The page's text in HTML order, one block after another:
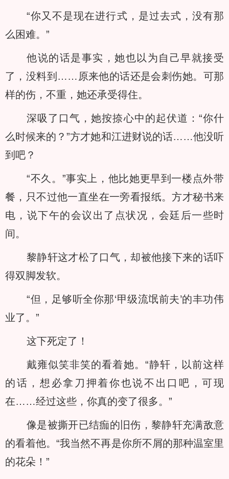
“你又不是现在进行式，是过去式，没有那
么困难。”
他说的话是事实，她也以为自己早就接受
了，没料到……原来他的话还是会刺伤她。可那
样的伤，不重，她还承受得住。
深吸了口气，她按捺心中的起伏道：“你什
么时候来的？”方才她和江进财说的话……他没听
到吧？
“不久。”事实上，他比她更早到一楼点外带
餐，只不过他一直坐在一旁看报纸。方才秘书来
电，说下午的会议出了点状况，会廷后一些时
间。
黎静轩这才松了口气，却被他接下来的话吓
得双脚发软。
“但，足够听全你那‘甲级流氓前夫’的丰功伟
业了。”
这下死定了！
戴雍似笑非笑的看着她。“静轩，以前这样
的话，想必拿刀押着你也说不出口吧，可现
在……经过这些，你真的变了很多。”
像是被撕开已结痂的旧伤，黎静轩充满敌意
的看着他。“我当然不再是你所不屑的那种温室里
的花朵！”